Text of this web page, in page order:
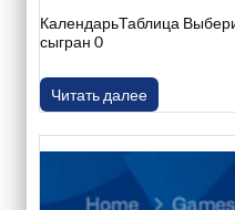
КалендарьТаблица
сыгран 0
Читать далее